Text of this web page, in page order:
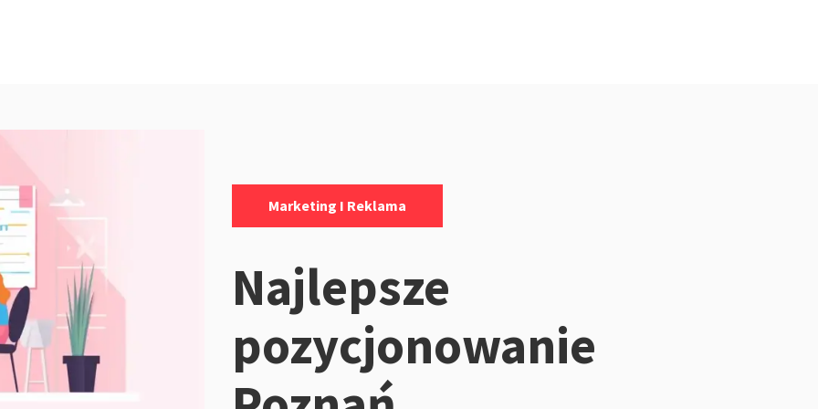
Marketing I Reklama
Najlepsze
pozycjonowanie